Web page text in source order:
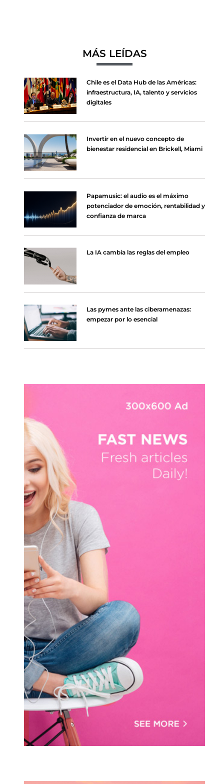
MÁS LEÍDAS
Chile es el Data Hub de las Américas:
infraestructura, IA, talento y servicios
digitales
Invertir en el nuevo concepto de
bienestar residencial en Brickell, Miami
Papamusic: el audio es el máximo
potenciador de emoción, rentabilidad y
confianza de marca
La IA cambia las reglas del empleo
Las pymes ante las ciberamenazas:
empezar por lo esencial